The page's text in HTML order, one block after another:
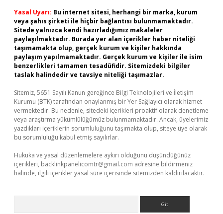
Yasal Uyarı: Bu internet sitesi, herhangi bir marka, kurum
veya şahıs şirketi ile hiçbir bağlantısı bulunmamaktadır.
Sitede yalnızca kendi hazırladığımız makaleler
paylaşılmaktadır. Burada yer alan içerikler haber niteliği
taşımamakta olup, gerçek kurum ve kişiler hakkında
paylaşım yapılmamaktadır. Gerçek kurum ve kişiler ile isim
benzerlikleri tamamen tesadüfidir. Sitemizdeki bilgiler
taslak halindedir ve tavsiye niteliği taşımazlar.
Sitemiz, 5651 Sayılı Kanun gereğince Bilgi Teknolojileri ve İletişim
Kurumu (BTK) tarafından onaylanmış bir Yer Sağlayıcı olarak hizmet
vermektedir. Bu nedenle, sitedeki içerikleri proaktif olarak denetleme
veya araştırma yükümlülüğümüz bulunmamaktadır. Ancak, üyelerimiz
yazdıkları içeriklerin sorumluluğunu taşımakta olup, siteye üye olarak
bu sorumluluğu kabul etmiş sayılırlar.
Hukuka ve yasal düzenlemelere aykırı olduğunu düşündüğünüz
içerikleri, backlinkpanelicomtr@gmail.com adresine bildirmeniz
halinde, ilgili içerikler yasal süre içerisinde sitemizden kaldırılacaktır.